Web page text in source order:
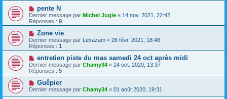
pente N
Dernier message par Michel Jugie « 14 nov. 2021, 22:42
Réponses : 9
Zone vie
Dernier message par Lexazam « 26 févr. 2021, 18:48
Réponses : 1
entretien piste du mas samedi 24 oct après midi
Dernier message par Chamy34 « 24 oct. 2020, 13:37
Réponses : 5
Guêpier
Dernier message par Chamy34 « 01 août 2020, 19:31